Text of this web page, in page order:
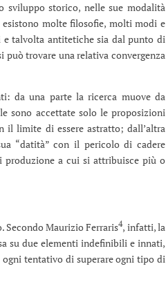
sviluppo storico, nelle sue modalità
esistono molte filosofie, molti modi e
e talvolta antitetiche sia dal punto di
trovare una relativa convergenza
da una parte la ricerca muove da
sono accettate solo le proposizioni
il limite di essere astratto; dall’altra
“datità” con il pericolo di cadere
produzione a cui si attribuisce più o
Secondo Maurizio Ferraris4, infatti, la
su due elementi indefinibili e innati,
ogni tentativo di superare ogni tipo di